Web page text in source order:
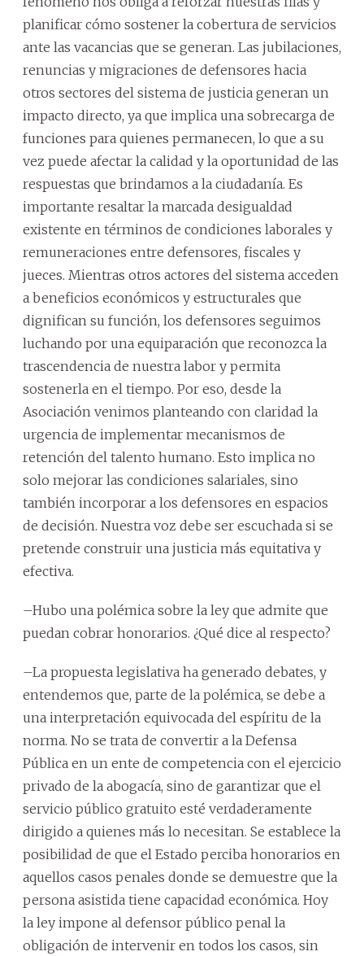
planificar cómo sostener la cobertura de servicios
ante las vacancias que se generan. Las jubilaciones,
renuncias y migraciones de defensores hacia
otros sectores del sistema de justicia generan un
impacto directo, ya que implica una sobrecarga de
funciones para quienes permanecen, lo que a su
vez puede afectar la calidad y la oportunidad de las
respuestas que brindamos a la ciudadanía. Es
importante resaltar la marcada desigualdad
existente en términos de condiciones laborales y
remuneraciones entre defensores, fiscales y
jueces. Mientras otros actores del sistema acceden
a beneficios económicos y estructurales que
dignifican su función, los defensores seguimos
luchando por una equiparación que reconozca la
trascendencia de nuestra labor y permita
sostenerla en el tiempo. Por eso, desde la
Asociación venimos planteando con claridad la
urgencia de implementar mecanismos de
retención del talento humano. Esto implica no
solo mejorar las condiciones salariales, sino
también incorporar a los defensores en espacios
de decisión. Nuestra voz debe ser escuchada si se
pretende construir una justicia más equitativa y
efectiva.
–Hubo una polémica sobre la ley que admite que
puedan cobrar honorarios. ¿Qué dice al respecto?
–La propuesta legislativa ha generado debates, y
entendemos que, parte de la polémica, se debe a
una interpretación equivocada del espíritu de la
norma. No se trata de convertir a la Defensa
Pública en un ente de competencia con el ejercicio
privado de la abogacía, sino de garantizar que el
servicio público gratuito esté verdaderamente
dirigido a quienes más lo necesitan. Se establece la
posibilidad de que el Estado perciba honorarios en
aquellos casos penales donde se demuestre que la
persona asistida tiene capacidad económica. Hoy
la ley impone al defensor público penal la
obligación de intervenir en todos los casos, sin